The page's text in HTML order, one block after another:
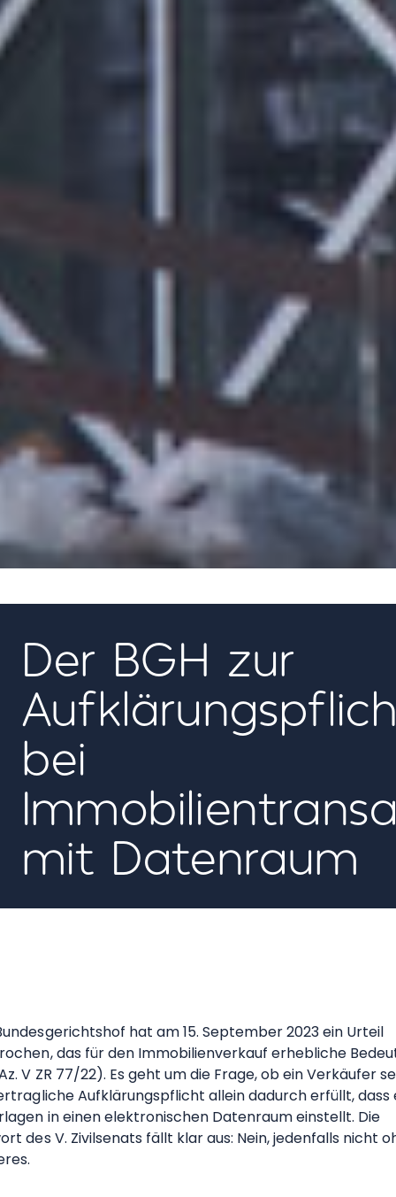
Der BGH zur
bei
mit Datenraum
hat am 15. September 2023 ein Urteil
das für den Immobilienverkauf erhebliche
V ZR 77/22). Es geht um die Frage, ob ein Verkäufer
Aufklärungspflicht allein dadurch erfüllt, dass
in einen elektronischen Datenraum einstellt. Die
des V. Zivilsenats fällt klar aus: Nein, jedenfalls nicht